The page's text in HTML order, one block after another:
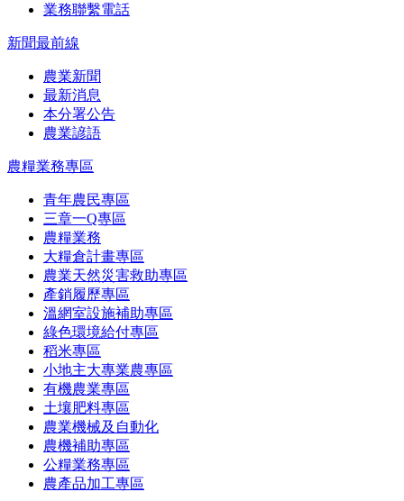
業務聯繫電話
新聞最前線
農業新聞
最新消息
本分署公告
農業諺語
農糧業務專區
青年農民專區
三章一Q專區
農糧業務
大糧倉計畫專區
農業天然災害救助專區
產銷履歷專區
溫網室設施補助專區
綠色環境給付專區
稻米專區
小地主大專業農專區
有機農業專區
土壤肥料專區
農業機械及自動化
農機補助專區
公糧業務專區
農產品加工專區